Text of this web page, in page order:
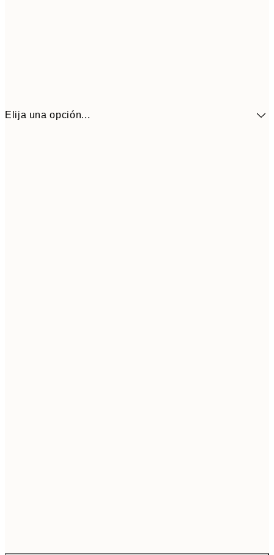
Elija una opción...